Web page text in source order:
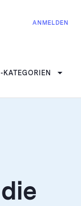
ANMELDEN
KATEGORIEN